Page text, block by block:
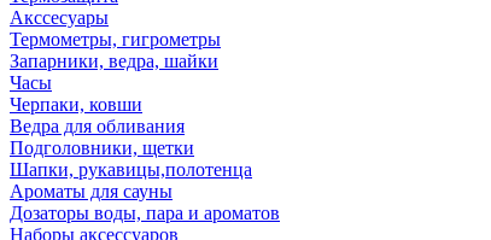
Аксcесуары
Термометры, гигрометры
Запарники, ведра, шайки
Часы
Черпаки, ковши
Ведра для обливания
Подголовники, щетки
Шапки, рукавицы,полотенца
Ароматы для сауны
Дозаторы воды, пара и ароматов
Наборы аксессуаров